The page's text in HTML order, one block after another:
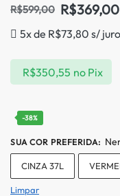
R$599,00 R$369,00
5x de R$73,80 s/
R$350,55 no Pix
-38%
SUA COR PREFERIDA:
CINZA 37L
Limpar